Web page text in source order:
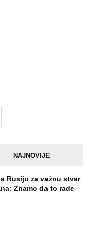
NAJNOVIJE
Rusiju za važnu stvar
Znamo da to rade